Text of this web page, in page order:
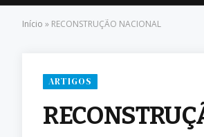
Início » RECONSTRUÇÃO NACIONAL
ARTIGOS